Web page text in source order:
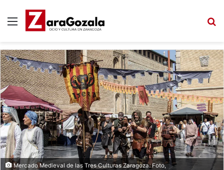
Menú
Mercado Medieval de las Tres Culturas Zaragoza. Foto,